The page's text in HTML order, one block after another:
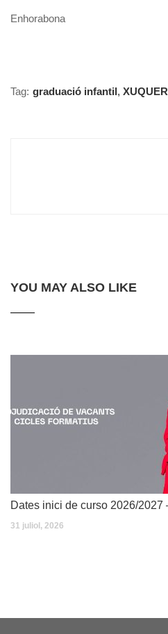
Enhorabona
Tag: graduació infantil, XUQUER
YOU MAY ALSO LIKE
31 juliol, 2026